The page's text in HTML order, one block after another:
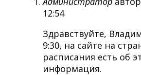
12:54
Здравствуйте,
9:30, на сайте на
расписания есть об
информация.